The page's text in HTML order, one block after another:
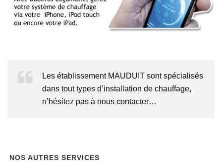
Les établissement MAUDUIT sont spécialisés
dans tout types d’installation de chauffage,
n’hésitez pas à nous contacter…
NOS AUTRES SERVICES